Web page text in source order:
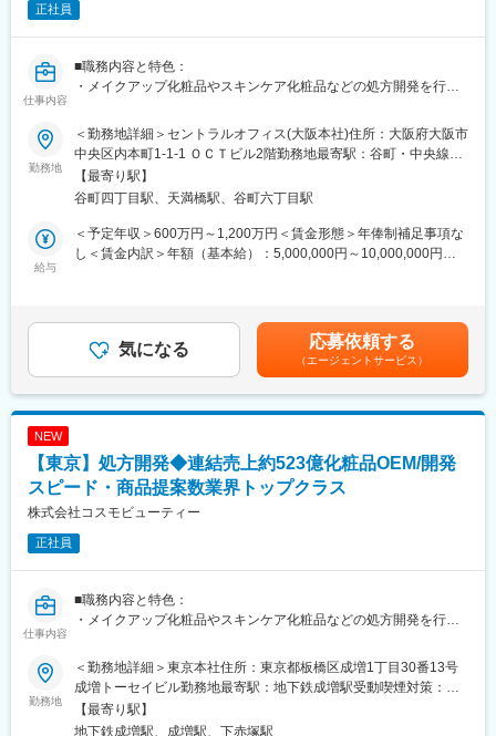
・組織拡大フェーズのため、業務範囲や役割を広げていく機会が
あり、様々なキャリア形成が可能です
に関われる点も魅力です
・将来的には、ご本人の志向や適性に応じて商品開発業務にもチ
ャレンジできる環境です
■同社について：
アーレス株式会社は Ci FLAVORSグループの一員として安定した
経営基盤を持ちながら、ベンチャー企業ならではの柔軟性とスピ
スキンケア、フレグランス、ハンドボディケア、ヘアケア、メイ
クのカテゴリーを展開し、日本国内は8店舗、海外は台湾/香港に
「Function with Entertainment」をコンセプトに、機能性とエンタ
変更の範囲：会社の定める業務
正社員
仕事内容
■職務内容と特色：
・メイクアップ化粧品やスキンケア化粧品などの処方開発を行っ
できるかどうか検討します。年間総試作品件数約9,000件を100名
で担当しているため、個人では年平均100～200の試作品を開発す
ることになります。開発スピードや商品提案数などは業界トップ
クラスを誇り、競合他社より出荷率が高いことが特徴です。
・担当製品は上長から振り分けられるパターンと営業から「○○さ
んはシャンプーが得意なので依頼してみよう！」といった形で直
接指名で依頼が来るパターンの２つあります。また、当社では営
業と研究員の距離が近く、営業に同行してお客様に製品説明をす
・年に１回研究員が半年かけて準備する一大イベント、アイデア
コンテストがあります。自分で研究開発した製品について発表
し、実際に魅力的なものであれば商品化する可能性も！
◇風通しの良さ
社内にはアナログ・Web両方の意見箱があり、年次や役職に関係
なく改善提案を発信できる風土があります。製造工程の大幅な効
率化から働きやすさ向上まで、社員の声が実際の制度や運営改善
キルアップできる環境です。
◇社長との1on1
く、将来のキャリアや身につけたいスキル、挑戦したい業務につ
いて直接相談できます。
「言われたことをこなす」のではなく、自身の意思でキャリアを
切り拓いていける点が大きな魅力です。
勤務地
＜勤務地詳細＞セントラルオフィス(大阪本社)住所：大阪府大阪市
中央区内本町1-1-1 ＯＣＴビル2階勤務地最寄駅：谷町・中央線線
／谷町四丁目駅受動喫煙対策：屋内全面禁煙変更の範囲：【変更
の範囲：大阪府、兵庫県】
【最寄り駅】
谷町四丁目駅、天満橋駅、谷町六丁目駅
給与
＜予定年収＞600万円～1,200万円＜賃金形態＞年俸制補足事項な
し＜賃金内訳＞年額（基本給）：5,000,000円～10,000,000円そ
当を含む）＜昇給有無＞有＜残業手当＞有＜給与補足＞※オファー
年収は経験スキルを鑑みたうえで決定するため金額が上下する可
能性があります。■昇給：年1回■賞与：決算賞与のみ※決算賞与は
個人と会社の業績により変動あり賃金はあくまでも目安の金額で
あり、選考を通じて上下する可能性があります。月給(月額)は固定
気になる 応募依頼する
（エージェントサービス）
NEW
【東京】処方開発◆連結売上約523億化粧品OEM/開発
スピード・商品提案数業界トップクラス
株式会社コスモビューティー
正社員
仕事内容
■職務内容と特色：
・メイクアップ化粧品やスキンケア化粧品などの処方開発を行っ
できるかどうか検討します。年間総試作品件数約9,000件を100名
で担当しているため、個人では年平均100～200の試作品を開発す
ることになります。開発スピードや商品提案数などは業界トップ
クラスを誇り、競合他社より出荷率が高いことが特徴です。
勤務地
＜勤務地詳細＞東京本社住所：東京都板橋区成増1丁目30番13号
成増トーセイビル勤務地最寄駅：地下鉄成増駅受動喫煙対策：屋
内全面禁煙変更の範囲：会社の定める事業所
【最寄り駅】
地下鉄成増駅、成増駅、下赤塚駅